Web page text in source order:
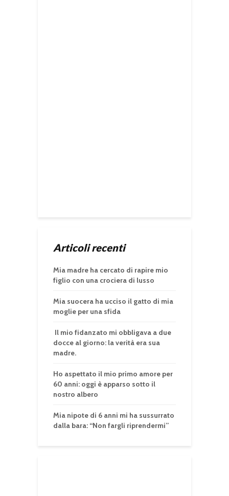
Articoli recenti
Mia madre ha cercato di rapire mio
figlio con una crociera di lusso
Mia suocera ha ucciso il gatto di mia
moglie per una sfida
Il mio fidanzato mi obbligava a due
docce al giorno: la verità era sua
madre.
Ho aspettato il mio primo amore per
60 anni: oggi è apparso sotto il
nostro albero
Mia nipote di 6 anni mi ha sussurrato
dalla bara: “Non fargli riprendermi”